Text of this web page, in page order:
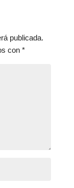
publicada.
con *